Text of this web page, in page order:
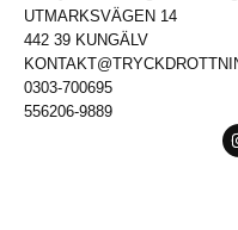
UTMARKSVÄGEN 14
442 39 KUNGÄLV
0303-700695
556206-9889